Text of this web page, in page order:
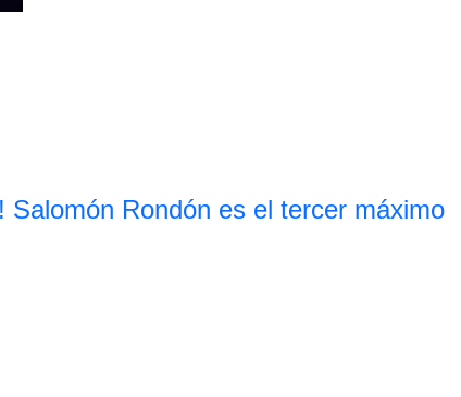
Salomón Rondón es el tercer máximo